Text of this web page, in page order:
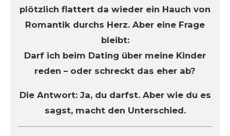
plötzlich flattert da wieder ein Hauch von
Romantik durchs Herz. Aber eine Frage
bleibt:
Darf ich beim Dating über meine Kinder
reden – oder schreckt das eher ab?
Die Antwort: Ja, du darfst. Aber wie du es
sagst, macht den Unterschied.